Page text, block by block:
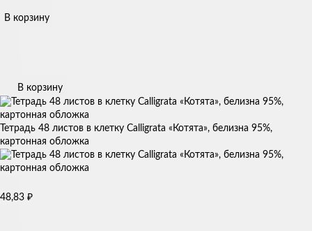
В корзину
В корзину
Тетрадь 48 листов в клетку Calligrata «Котята», белизна 95%,
картонная обложка
48,83 ₽